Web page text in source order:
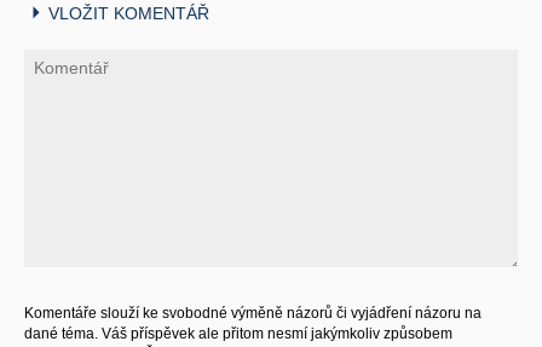
VLOŽIT KOMENTÁŘ
Komentáře slouží ke svobodné výměně názorů či vyjádření názoru na
dané téma. Váš příspěvek ale přitom nesmí jakýmkoliv způsobem